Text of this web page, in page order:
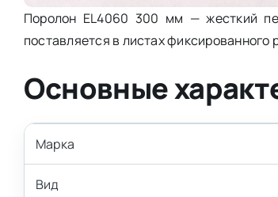
Поролон EL4060 300 мм — жесткий
поставляется в листах фиксированного
Основные
Марка
Вид